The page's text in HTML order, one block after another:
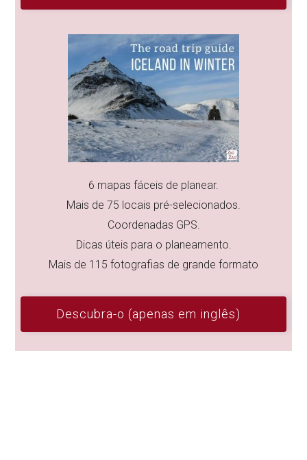
6 mapas fáceis de planear.
Mais de 75 locais pré-selecionados.
Coordenadas GPS.
Dicas úteis para o planeamento.
Mais de 115 fotografias de grande formato
Descubra-o (apenas em inglês)